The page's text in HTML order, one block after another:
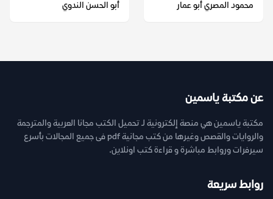
محمود المصري أبو عمار
أبو الحسن الندوي
عن مكتبة ياسمين
مكتبة ياسمين هي منصة إلكترونية لـ تحميل الكتب مجانا العربية والمترجمة
والروايات والقصص وغيرها من كتب مجانية pdf فى جميع المجالات بأسرع
سيرفرات وروابط مباشرة و قراءة كتب اونلاين.
روابط سريعة